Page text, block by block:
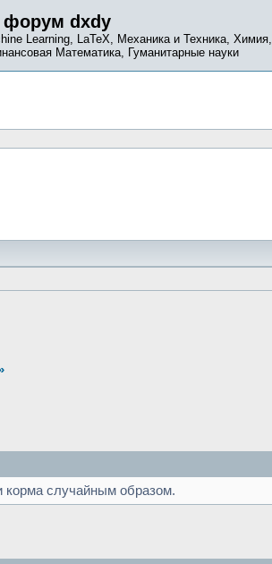
dxdy
Learning, LaTeX, Механика и Техника, Химия,
Математика, Гуманитарные науки
корма случайным образом.